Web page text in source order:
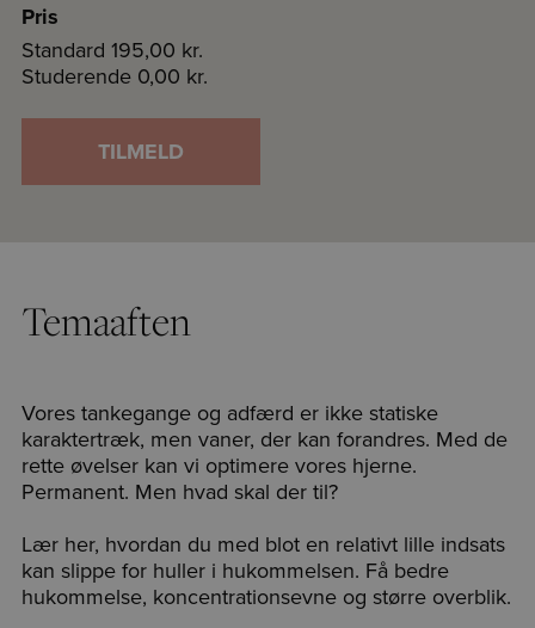
Pris
Standard 195,00 kr.
Studerende 0,00 kr.
TILMELD
Temaaften
Vores tankegange og adfærd er ikke statiske
karaktertræk, men vaner, der kan forandres. Med de
rette øvelser kan vi optimere vores hjerne.
Permanent. Men hvad skal der til?
Lær her, hvordan du med blot en relativt lille indsats
kan slippe for huller i hukommelsen. Få bedre
hukommelse, koncentrationsevne og større overblik.